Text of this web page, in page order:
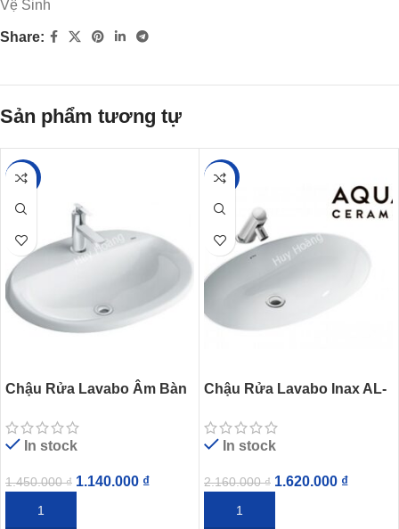
Vệ Sinh
Share:
Sản phẩm tương tự
-21%
Chậu Rửa Lavabo Âm Bàn
Dương Vành
In stock
1.450.000₫ 1.140.000 ₫
THÊM VÀO GIỎ HÀNG
-25%
Chậu Rửa Lavabo Inax AL-
AquaCeramic
In stock
2.160.000₫ 1.620.000 ₫
THÊM VÀO GIỎ HÀNG